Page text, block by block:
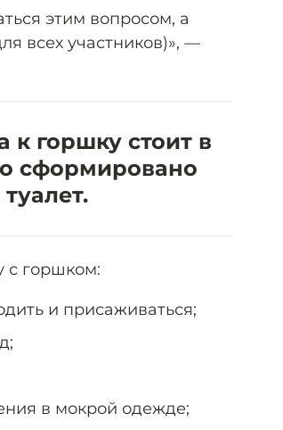
этим вопросом, а
всех участников)», —
к горшку стоит в
сформировано
с горшком:
и присаживаться;
в мокрой одежде;